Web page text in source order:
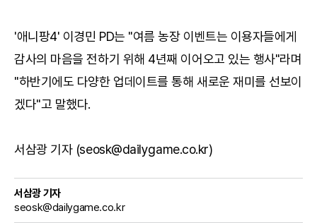
'애니팡4' 이경민 PD는 "여름 농장 이벤트는 이용자들에게
감사의 마음을 전하기 위해 4년째 이어오고 있는 행사"라며
"하반기에도 다양한 업데이트를 통해 새로운 재미를 선보이
겠다"고 말했다.
서삼광 기자 (seosk@dailygame.co.kr)
서삼광 기자
seosk@dailygame.co.kr